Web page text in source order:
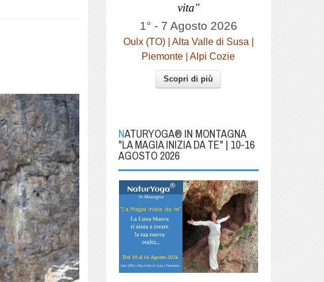
vita"
1° - 7 Agosto 2026
Oulx (TO) | Alta Valle di Susa |
Piemonte | Alpi Cozie
Scopri di più
NATURYOGA® IN MONTAGNA
"LA MAGIA INIZIA DA TE" | 10-16
AGOSTO 2026